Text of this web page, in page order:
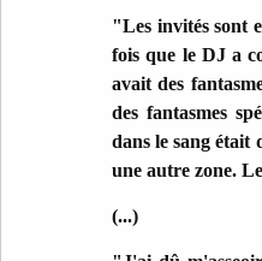
"Les invités sont
fois que le DJ a
avait des
des fantasmes
dans le sang était
une autre zone.
(...)